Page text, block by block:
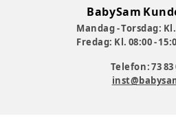
BabySam
Mandag - Torsdag: Kl.
Fredag: Kl. 08:00 -
Telefon: 73 83